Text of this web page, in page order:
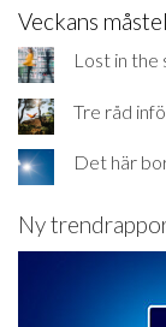
Veckans
Lost in
Tre råd
Det här
Ny